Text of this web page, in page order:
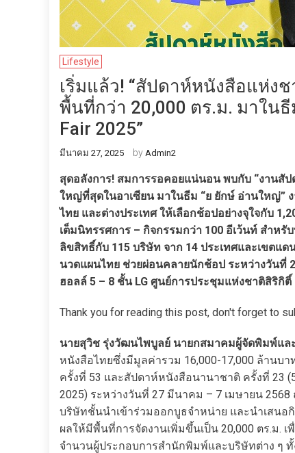
Lifestyle
เริ่มแล้ว! “สัปดาห์หนังสือแห่ง
พื้นที่กว่า 20,000 ตร.ม. มาใน
Fair 2025”
มีนาคม 27, 2025 by Admin2
สุดอลังการ! สมการรอคอยแน่นอน พบกับ “งานสั
ใหญ่ที่สุดในอาเซียน มาในธีม “ย ยักษ์ อ่านใหญ่”
ไทย และต่างประเทศ ให้เลือกช้อปอย่างจุใจกับ
เต็มนิทรรศการ – กิจกรรมกว่า 100 อีเว้นท์ สำหรั
ลิขสิทธิ์กับ 115 บริษัท จาก 14 ประเทศและเขตแ
นวดแผนไทย ช่วยผ่อนคลายนักช้อป ระหว่างวันที่
ฮอลล์ 5 – 8 ชั้น LG ศูนย์การประชุมแห่งชาติสิริกิติ์
Thank you for reading this post, don't forget to
นายสุวิช รุ่งวัฒนไพบูลย์ นายกสมาคมผู้จัดพิมพ์แล
หนังสือไทยซึ่งมีมูลค่ารวม 16,000-17,000 ล้าน
ครั้งที่ 53 และสัปดาห์หนังสือนานาชาติ ครั้งที่ 23
2025) ระหว่างวันที่ 27 มีนาคม – 7 เมษายน
บริษัทชั้นนำเข้าร่วมออกบูธจำหน่าย และนำเสนอ
ผลให้มีพื้นที่การจัดงานเพิ่มขึ้นเป็น 20,000 ตร.ม.
จำนวนผู้ประกอบการสำนักพิมพ์และบริษัทต่าง ๆ